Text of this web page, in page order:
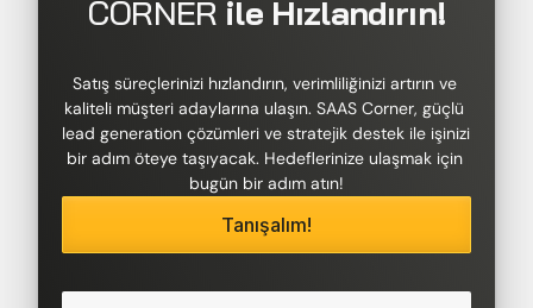
CORNER ile Hızlandırın!
Satış süreçlerinizi hızlandırın, verimliliğinizi artırın ve
kaliteli müşteri adaylarına ulaşın. SAAS Corner, güçlü
lead generation çözümleri ve stratejik destek ile işinizi
bir adım öteye taşıyacak. Hedeflerinize ulaşmak için
bugün bir adım atın!
Tanışalım!